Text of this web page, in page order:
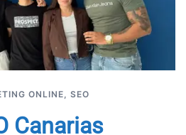
ONLINE SEO
Canarias